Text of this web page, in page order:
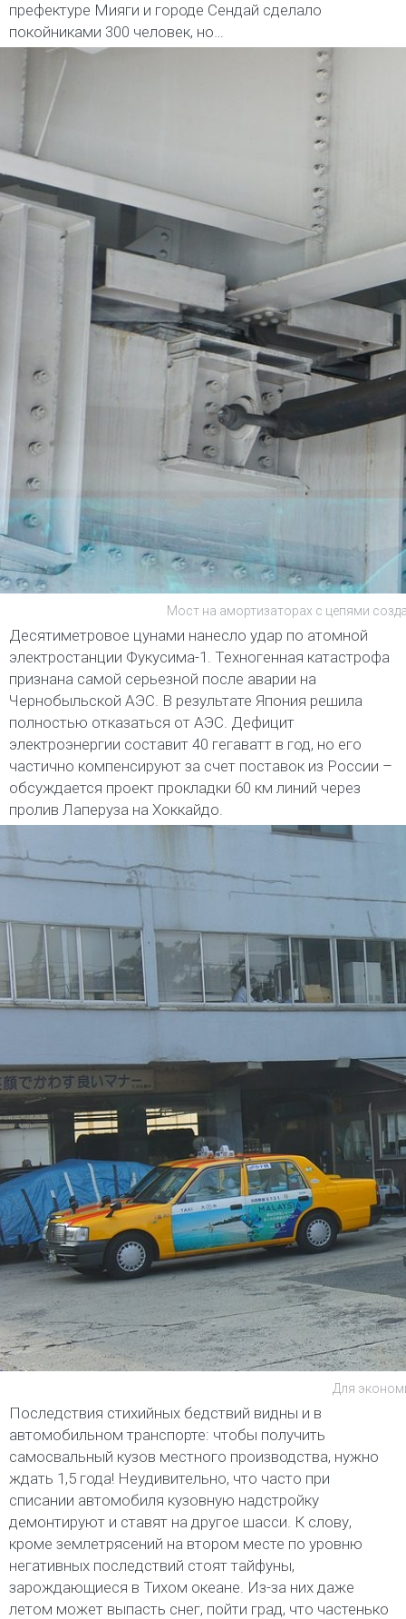
префектуре Мияги и городе Сендай сделало
покойниками 300 человек, но…
Мост на амортизаторах с цепями
Десятиметровое цунами нанесло удар по атомной
электростанции Фукусима-1. Техногенная катастрофа
признана самой серьезной после аварии на
Чернобыльской АЭС. В результате Япония решила
полностью отказаться от АЭС. Дефицит
электроэнергии составит 40 гегаватт в год, но его
частично компенсируют за счет поставок из России –
обсуждается проект прокладки 60 км линий через
пролив Лаперуза на Хоккайдо.
Для
Последствия стихийных бедствий видны и в
автомобильном транспорте: чтобы получить
самосвальный кузов местного производства, нужно
ждать 1,5 года! Неудивительно, что часто при
списании автомобиля кузовную надстройку
демонтируют и ставят на другое шасси. К слову,
кроме землетрясений на втором месте по уровню
негативных последствий стоят тайфуны,
зарождающиеся в Тихом океане. Из-за них даже
летом может выпасть снег, пойти град, что частенько